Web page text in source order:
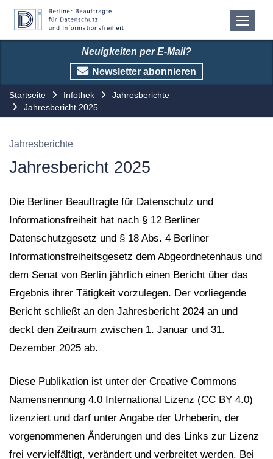
Neuigkeiten per E-Mail?
Newsletter abonnieren
Startseite Infothek
Jahresberichte
Jahresbericht 2025
Jahresberichte
Jahresbericht 2025
Die Berliner Beauftragte für Datenschutz und
Informationsfreiheit hat nach § 12 Berliner
Datenschutzgesetz und § 18 Abs. 4 Berliner
Informationsfreiheitsgesetz dem Abgeordnetenhaus und
dem Senat von Berlin jährlich einen Bericht über das
Ergebnis ihrer Tätigkeit vorzulegen. Der vorliegende
Bericht schließt an den Jahresbericht 2024 an und
deckt den Zeitraum zwischen 1. Januar und 31.
Dezember 2025 ab.
Diese Publikation ist unter der Creative Commons
Namensnennung 4.0 International Lizenz (CC BY 4.0)
lizenziert und darf unter Angabe der Urheberin, der
vorgenommenen Änderungen und des Links zur Lizenz
frei vervielfältigt, verändert und verbreitet werden. Bei